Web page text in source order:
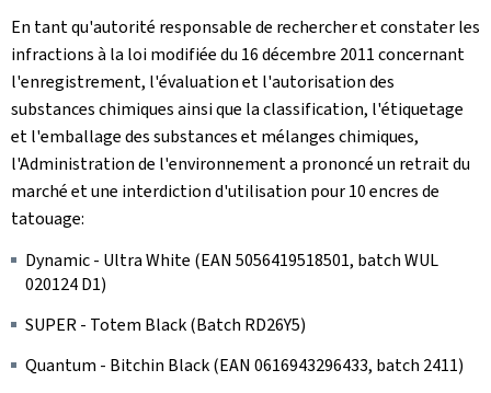
En tant qu'autorité responsable de rechercher et constater les
infractions à la loi modifiée du 16 décembre 2011 concernant
l'enregistrement, l'évaluation et l'autorisation des
substances chimiques ainsi que la classification, l'étiquetage
et l'emballage des substances et mélanges chimiques,
l'Administration de l'environnement a prononcé un retrait du
marché et une interdiction d'utilisation pour 10 encres de
tatouage:
Dynamic - Ultra White (EAN 5056419518501, batch WUL
020124 D1)
SUPER - Totem Black(Batch RD26Y5)
Quantum - Bitchin Black(EAN 0616943296433, batch 2411)